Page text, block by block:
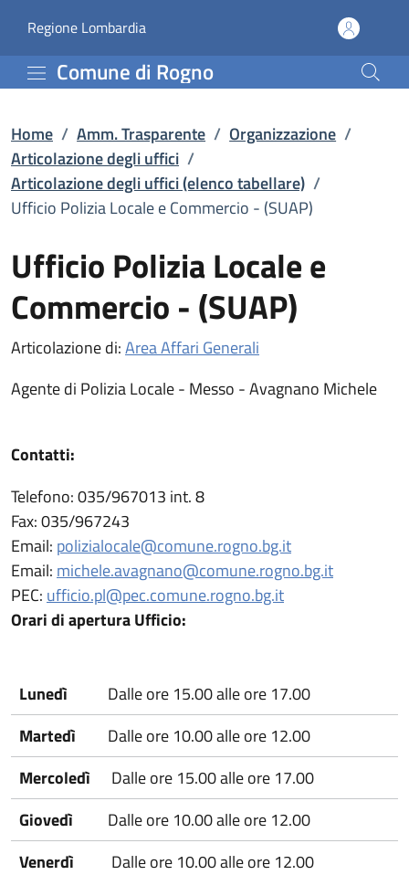
Ufficio Polizia Locale e
Regione Lombardia(apre in un'altra scheda).
Comune di Rogno
Home / Amm. Trasparente / Organizzazione /
Articolazione degli uffici /
Articolazione degli uffici (elenco tabellare) /
Ufficio Polizia Locale e Commercio - (SUAP)
Ufficio Polizia Locale e
Commercio - (SUAP)
Articolazione di:Area Affari Generali
Agente di Polizia Locale - Messo - Avagnano Michele
Contatti:
Telefono: 035/967013 int. 8
Fax: 035/967243
Email: polizialocale@comune.rogno.bg.it
Email: michele.avagnano@comune.rogno.bg.it
PEC: ufficio.pl@pec.comune.rogno.bg.it
Orari di apertura Ufficio:
Lunedì
Dalle ore 15.00 alle ore 17.00
Martedì
Dalle ore 10.00 alle ore 12.00
Mercoledì
Dalle ore 15.00 alle ore 17.00
Giovedì
Dalle ore 10.00 alle ore 12.00
Venerdì
Dalle ore 10.00 alle ore 12.00